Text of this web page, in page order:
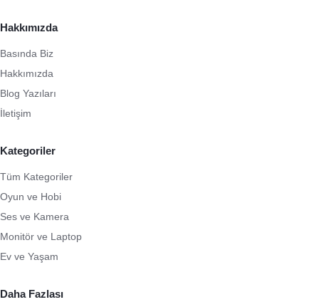
Hakkımızda
Basında Biz
Hakkımızda
Blog Yazıları
İletişim
Kategoriler
Tüm Kategoriler
Oyun ve Hobi
Ses ve Kamera
Monitör ve Laptop
Ev ve Yaşam
Daha Fazlası